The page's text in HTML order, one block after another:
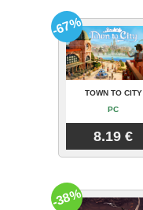
TOWN TO CITY
PC
8.19 €
-67%
-38%